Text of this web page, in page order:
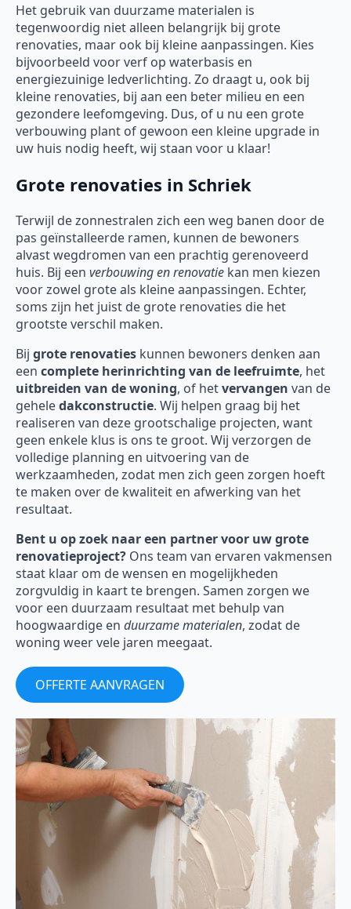
Het gebruik van duurzame materialen is
tegenwoordig niet alleen belangrijk bij grote
renovaties, maar ook bij kleine aanpassingen. Kies
bijvoorbeeld voor verf op waterbasis en
energiezuinige ledverlichting. Zo draagt u, ook bij
kleine renovaties, bij aan een beter milieu en een
gezondere leefomgeving. Dus, of u nu een grote
verbouwing plant of gewoon een kleine upgrade in
uw huis nodig heeft, wij staan voor u klaar!
Grote renovaties in Schriek
Terwijl de zonnestralen zich een weg banen door de
pas geïnstalleerde ramen, kunnen de bewoners
alvast wegdromen van een prachtig gerenoveerd
huis. Bij een verbouwing en renovatie kan men kiezen
voor zowel grote als kleine aanpassingen. Echter,
soms zijn het juist de grote renovaties die het
grootste verschil maken.
Bij grote renovaties kunnen bewoners denken aan
een complete herinrichting van de leefruimte, het
uitbreiden van de woning, of hetvervangen van de
geheledakconstructie. Wij helpen graag bij het
realiseren van deze grootschalige projecten, want
geen enkele klus is ons te groot. Wij verzorgen de
volledige planning en uitvoering van de
werkzaamheden, zodat men zich geen zorgen hoeft
te maken over de kwaliteit en afwerking van het
resultaat.
Bent u op zoek naar een partner voor uw grote
renovatieproject? Ons team van ervaren vakmensen
staat klaar om de wensen en mogelijkheden
zorgvuldig in kaart te brengen. Samen zorgen we
voor een duurzaam resultaat met behulp van
hoogwaardige en duurzame materialen, zodat de
woning weer vele jaren meegaat.
OFFERTE AANVRAGEN